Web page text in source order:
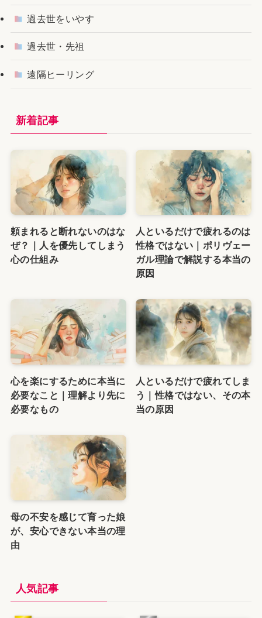
過去世をいやす
過去世・先祖
遠隔ヒーリング
新着記事
頼まれると断れないのはな
ぜ？｜人を優先してしまう
心の仕組み
人といるだけで疲れるのは
性格ではない｜ポリヴェー
ガル理論で解説する本当の
原因
心を楽にするために本当に
必要なこと｜理解より先に
必要なもの
人といるだけで疲れてしま
う｜性格ではない、その本
当の原因
母の不安を感じて育った娘
が、安心できない本当の理
由
人気記事